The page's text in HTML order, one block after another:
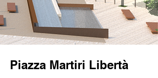
Piazza Martiri Libertà